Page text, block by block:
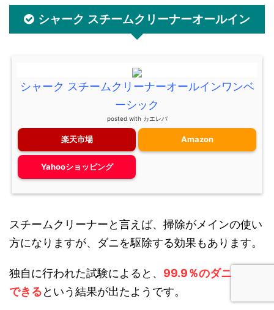
シャーク スチームクリーナーオールイン
シャーク スチームクリーナーオールインワンベ
ーシック
posted with カエレバ
楽天市場 Amazon
Yahooショッピング
スチームクリーナーと言えば、掃除がメインの使い
方になりますが、ダニを駆除する効果もあります。
独自に行われた試験によると、 99.9％のダニを死滅
できるという結果が出たようです。